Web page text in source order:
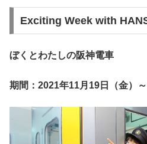
Exciting Week with
ぼくとわたしの阪神電車
期間：2021年11月19日（金）～